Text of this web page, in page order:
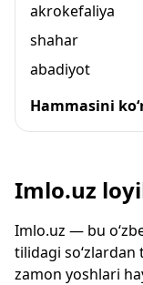
akrokefaliya
shahar
abadiyot
Hammasini
Imlo.uz
Imlo.uz — bu
tilidagi
zamon yoshlari